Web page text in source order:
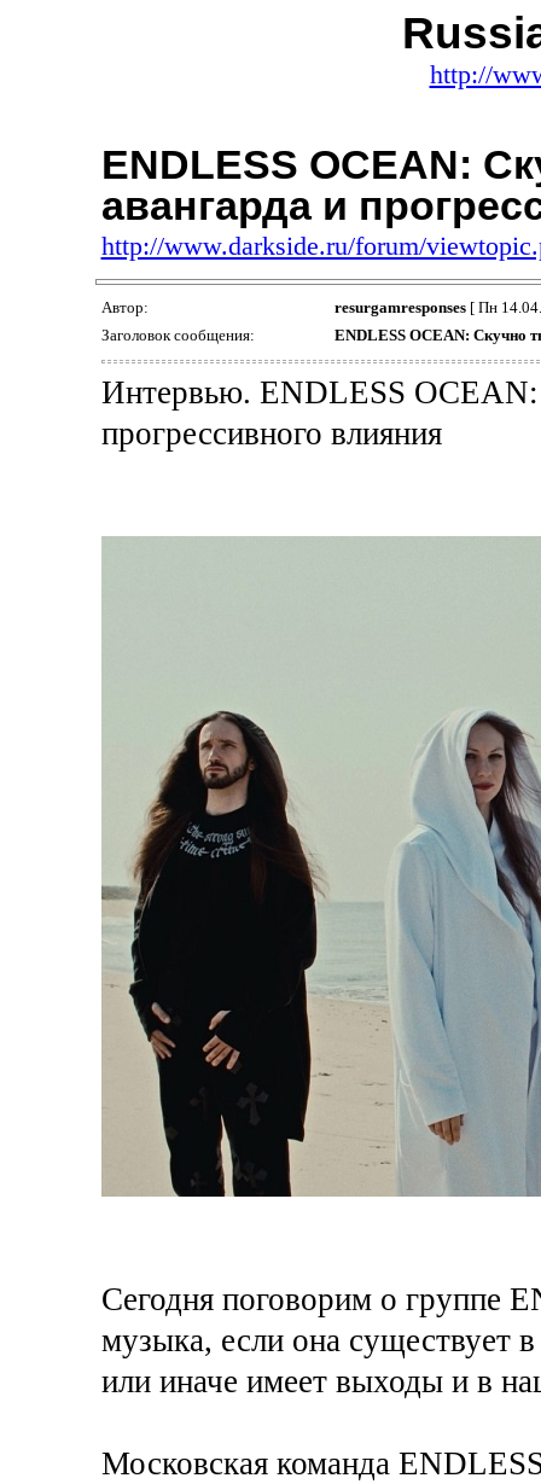
http://
ENDLESS OCEAN:
авангарда и
http://www.darkside.ru/forum/
Автор: resurgamresponses[ Пн
Заголовок сообщения:
ENDLESS OCEAN: Скучно
Интервью. ENDLESS OCEAN:
прогрессивного влияния
Сегодня поговорим о группе
музыка, если она существует
или иначе имеет выходы и в
Московская команда